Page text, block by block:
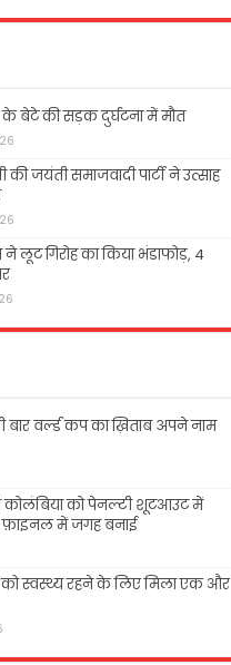
बेटे की सड़क दुर्घटना में मौत
की जयंती समाजवादी पार्टी ने उत्साह
लूट गिरोह का किया भंडाफोड़, 4
बार वर्ल्ड कप का ख़िताब अपने नाम
को पेनल्टी शूटआउट में
फ़ाइनल में जगह बनाई
स्वस्थ्य रहने के लिए मिला एक और